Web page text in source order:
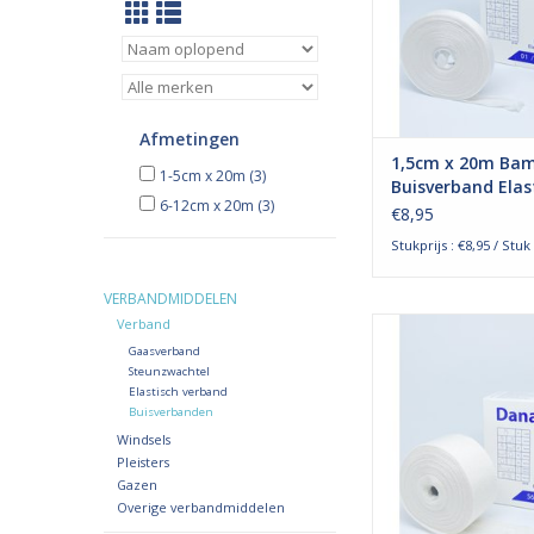
Afmetingen
1-5cm x 20m (3)
6-12cm x 20m (3)
VERBANDMIDDELEN
Verband
Gaasverband
Steunzwachtel
Elastisch verband
Buisverbanden
Windsels
Pleisters
Gazen
Overige verbandmiddelen
buisverband kan
gebruikt ter
huid bij gipsfixaties,
van
TOEVOEGEN AAN
1,5cm x 20m
Buisverband
vingers en tenen
€8,95
Stukprijs : €8,95 / Stuk
bamboe, dat
compressie biedt.
buisverband kan
gebruikt ter
huid bij gipsfixaties,
van